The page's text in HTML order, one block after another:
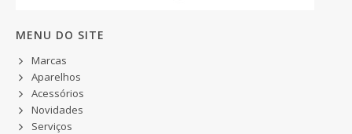
MENU DO SITE
Marcas
Aparelhos
Acessórios
Novidades
Serviços